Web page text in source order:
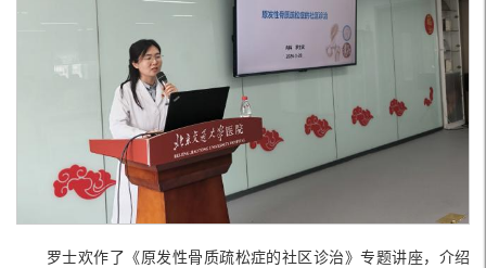
罗士欢作了《原发性骨质疏松症的社区诊治》专题讲座，介绍